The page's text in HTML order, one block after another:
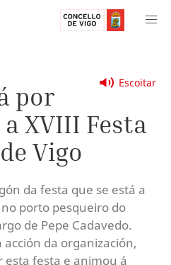
Escoitar
por
XVIII Festa
Vigo
da festa que se está a
porto pesqueiro do
de Pepe Cadavedo.
da organización,
esta festa e animou á